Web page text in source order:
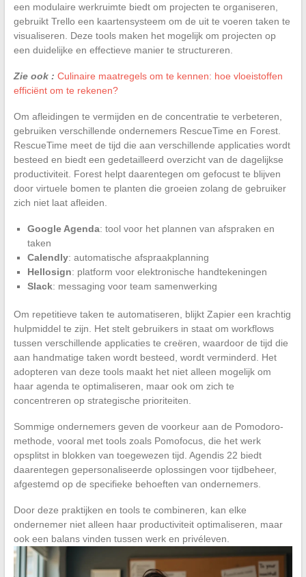
een modulaire werkruimte biedt om projecten te organiseren,
gebruikt Trello een kaartensysteem om de uit te voeren taken te
visualiseren. Deze tools maken het mogelijk om projecten op
een duidelijke en effectieve manier te structureren.
Zie ook : Culinaire maatregels om te kennen: hoe vloeistoffen
efficiënt om te rekenen?
Om afleidingen te vermijden en de concentratie te verbeteren,
gebruiken verschillende ondernemers RescueTime en Forest.
RescueTime meet de tijd die aan verschillende applicaties wordt
besteed en biedt een gedetailleerd overzicht van de dagelijkse
productiviteit. Forest helpt daarentegen om gefocust te blijven
door virtuele bomen te planten die groeien zolang de gebruiker
zich niet laat afleiden.
Google Agenda: tool voor het plannen van afspraken en
taken
Calendly: automatische afspraakplanning
Hellosign: platform voor elektronische handtekeningen
Slack: messaging voor team samenwerking
Om repetitieve taken te automatiseren, blijkt Zapier een krachtig
hulpmiddel te zijn. Het stelt gebruikers in staat om workflows
tussen verschillende applicaties te creëren, waardoor de tijd die
aan handmatige taken wordt besteed, wordt verminderd. Het
adopteren van deze tools maakt het niet alleen mogelijk om
haar agenda te optimaliseren, maar ook om zich te
concentreren op strategische prioriteiten.
Sommige ondernemers geven de voorkeur aan de Pomodoro-
methode, vooral met tools zoals Pomofocus, die het werk
opsplitst in blokken van toegewezen tijd. Agendis 22 biedt
daarentegen gepersonaliseerde oplossingen voor tijdbeheer,
afgestemd op de specifieke behoeften van ondernemers.
Door deze praktijken en tools te combineren, kan elke
ondernemer niet alleen haar productiviteit optimaliseren, maar
ook een balans vinden tussen werk en privéleven.